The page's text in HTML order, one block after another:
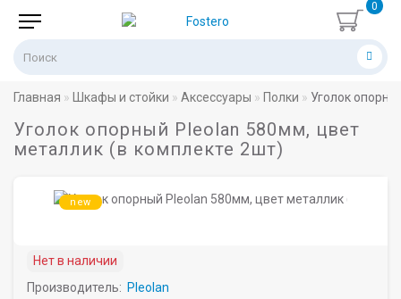
0
Главная Шкафы и стойки Аксессуары Полки Уголок
Уголок опорный Pleolan 580мм, цвет
металлик (в комплекте 2шт)
new
Нет в наличии
Производитель: Pleolan